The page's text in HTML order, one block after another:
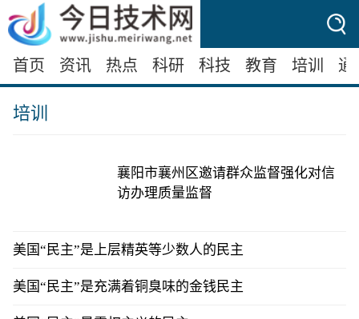
首页 资讯 热点 科研 科技 教育 培训 通
培训
襄阳市襄州区邀请群众监督强化对信
访办理质量监督
美国“民主”是上层精英等少数人的民主
美国“民主”是充满着铜臭味的金钱民主